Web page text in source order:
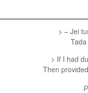
> – Jei
> If I had
Then